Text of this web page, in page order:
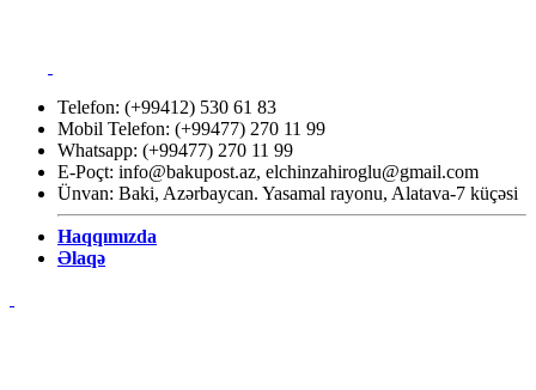
Telefon: (+99412) 530 61 83
Mobil Telefon: (+99477) 270 11 99
Whatsapp: (+99477) 270 11 99
E-Poçt: info@bakupost.az, elchinzahiroglu@gmail.com
Ünvan: Baki, Azərbaycan. Yasamal rayonu, Alatava-7 küçəsi
Haqqımızda
Əlaqə